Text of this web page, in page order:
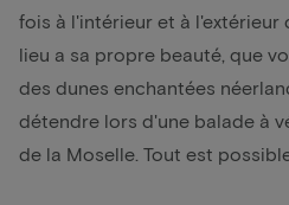
fois à l'intérieur et à l'extérieur
lieu a sa propre beauté, que
des dunes enchantées
détendre lors d'une balade à
de la Moselle. Tout est